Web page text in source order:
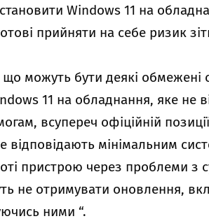
Windows 11 на
прийняти на себе ризик
можуть бути деякі обмежені
11 на обладнання, яке не
всупереч офіційній
відповідають мінімальним
пристрою через проблеми з
не отримувати оновлення,
ними “.